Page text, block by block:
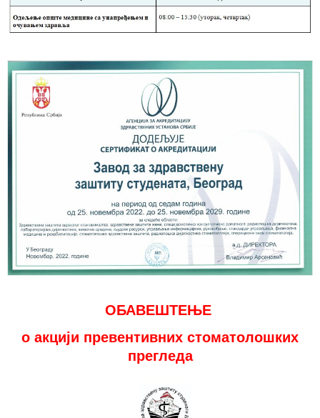
ОБАВЕШТЕЊЕ
о акцији превентивних стоматолошких
прегледа
лекара
за дом
Систематски
прегледи
ЕДУКАТИВНИ
Блог